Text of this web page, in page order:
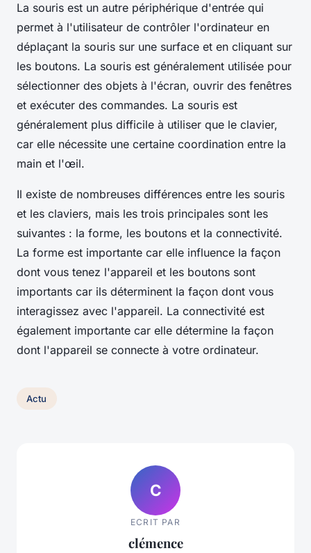
La souris est un autre périphérique d'entrée qui
permet à l'utilisateur de contrôler l'ordinateur en
déplaçant la souris sur une surface et en cliquant sur
les boutons. La souris est généralement utilisée pour
sélectionner des objets à l'écran, ouvrir des fenêtres
et exécuter des commandes. La souris est
généralement plus difficile à utiliser que le clavier,
car elle nécessite une certaine coordination entre la
main et l'œil.
Il existe de nombreuses différences entre les souris
et les claviers, mais les trois principales sont les
suivantes : la forme, les boutons et la connectivité.
La forme est importante car elle influence la façon
dont vous tenez l'appareil et les boutons sont
importants car ils déterminent la façon dont vous
interagissez avec l'appareil. La connectivité est
également importante car elle détermine la façon
dont l'appareil se connecte à votre ordinateur.
Actu
C
ECRIT PAR
clémence